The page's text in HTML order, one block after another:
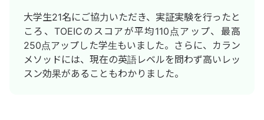
大学生21名にご協力いただき、実証実験を行ったと
ころ、TOEICのスコアが平均110点アップ、最高
250点アップした学生もいました。さらに、カラン
メソッドには、現在の英語レベルを問わず高いレッ
スン効果があることもわかりました。